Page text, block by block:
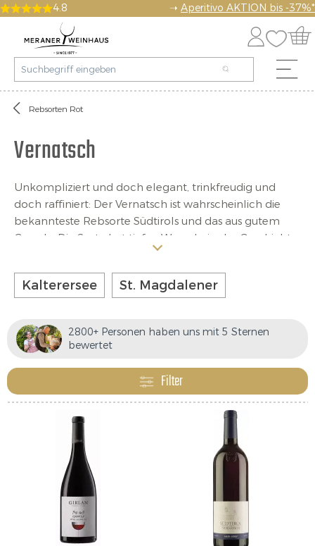
4.8 ➝ Aperitivo AKTION bis -37%*
Rebsorten Rot
Vernatsch
Unkompliziert und doch elegant, trinkfreudig und
doch raffiniert: Der Vernatsch ist wahrscheinlich die
bekannteste Rebsorte Südtirols und das aus gutem
Grunde. Die Sorte hat tiefen Wurzeln in der Geschichte
des Landes und ist bereits seit dem 16. Jahrhundert ist
ein Kernstück des hiesigen Weinbaus. Mit einer
Anbaufläche von rund 800 Hektar zählt er zu den
den lokalen Vernatsch-Spielarten ausdrückt. So ist ein
Meraner Vernatsch ganz klar von einem Kalterersee
oder gar einem St. Magdalener zu unterscheiden.
Diese Vielfalt macht den Vernatsch zu einer Rebsorte,
die zum tausendfachen Wiederentdecken einlädt.
Kalterersee St. Magdalener
2800+ Personen haben uns mit 5 Sternen
bewertet
Filter